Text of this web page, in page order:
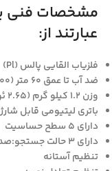
عبارتند از:
فلزیاب القایی پالس (Pl)
ضد آب تا عمق 60 متر (200 فوت)
وزن 1.2 کیلو گرم (2.65 ئوند)
باتری لیتیومی قابل شارژ، عمر
دارای 5 سطح حساسیت
دارای 3 حالت جستجو:صدا، لرزش، صدا و لرزش
تنظیم آستانه